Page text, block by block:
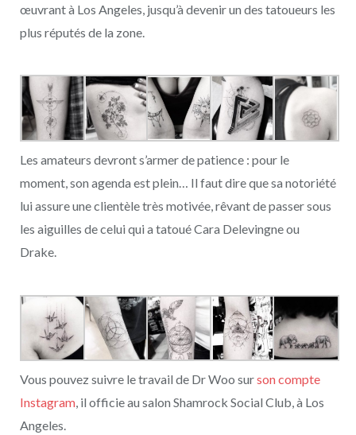
œuvrant à Los Angeles, jusqu’à devenir un des tatoueurs les
plus réputés de la zone.
Les amateurs devront s’armer de patience : pour le
moment, son agenda est plein… Il faut dire que sa notoriété
lui assure une clientèle très motivée, rêvant de passer sous
les aiguilles de celui qui a tatoué Cara Delevingne ou
Drake.
Vous pouvez suivre le travail de Dr Woo surson compte
Instagram, il officie au salon Shamrock Social Club, à Los
Angeles.